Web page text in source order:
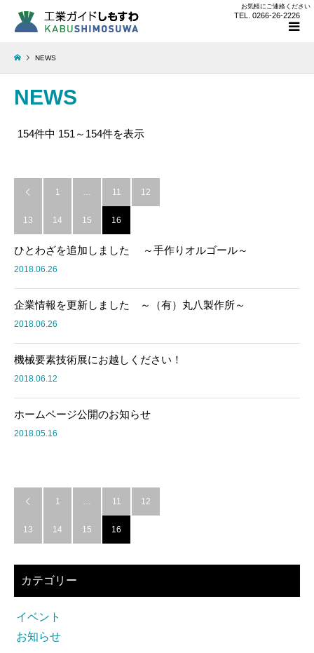
お気軽にご連絡ください
TEL. 0266-26-2226
NEWS
NEWS
154件中 151～154件を表示
 1 … 11 12
13 14 15 16
ひとわざを追加しました ～手作りオルゴール～
2018.06.26
企業情報を更新しました ～（有）丸八製作所～
2018.06.26
機械要素技術展にお越しください！
2018.06.12
ホームページ公開のお知らせ
2018.05.16
 1 … 11 12
13 14 15 16
カテゴリー
イベント
お知らせ